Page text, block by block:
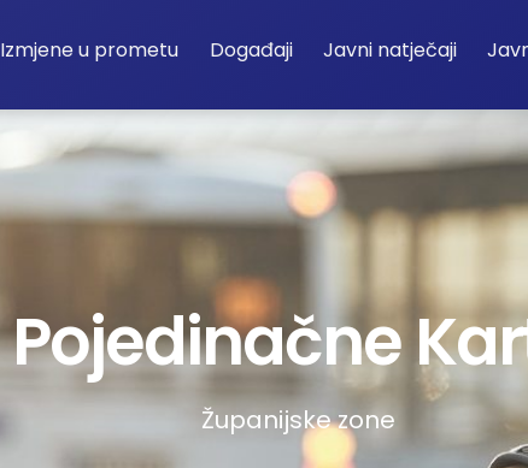
Izmjene u prometu Događaji Javni natječaji
Pojedinačne
Županijske zone